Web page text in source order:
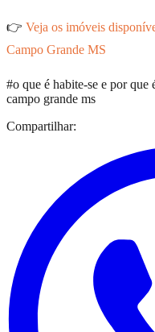
👉 Veja os imóveis
Campo Grande MS
#o que é habite-se e por que
campo grande ms
Compartilhar: